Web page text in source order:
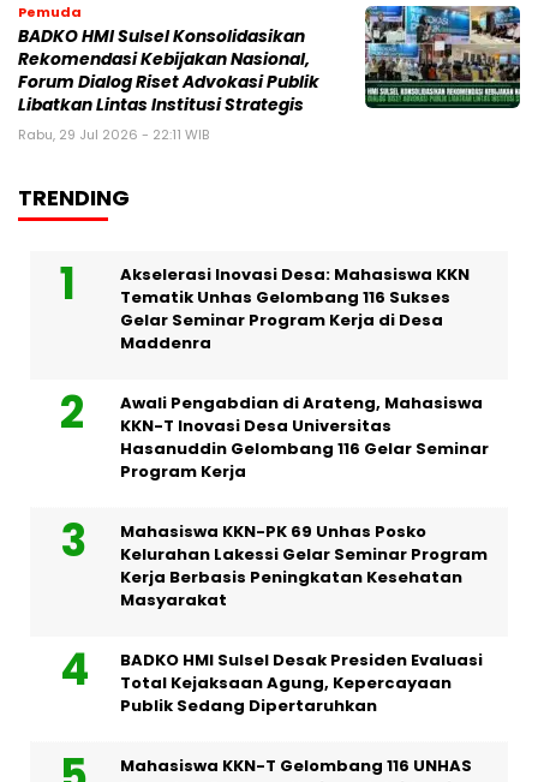
Pemuda
BADKO HMI Sulsel Konsolidasikan
Rekomendasi Kebijakan Nasional,
Forum Dialog Riset Advokasi Publik
Libatkan Lintas Institusi Strategis
Rabu, 29 Jul 2026 - 22:11 WIB
TRENDING
Akselerasi Inovasi Desa: Mahasiswa KKN
Tematik Unhas Gelombang 116 Sukses
Gelar Seminar Program Kerja di Desa
Maddenra
Awali Pengabdian di Arateng, Mahasiswa
KKN-T Inovasi Desa Universitas
Hasanuddin Gelombang 116 Gelar Seminar
Program Kerja
Mahasiswa KKN-PK 69 Unhas Posko
Kelurahan Lakessi Gelar Seminar Program
Kerja Berbasis Peningkatan Kesehatan
Masyarakat
BADKO HMI Sulsel Desak Presiden Evaluasi
Total Kejaksaan Agung, Kepercayaan
Publik Sedang Dipertaruhkan
Mahasiswa KKN-T Gelombang 116 UNHAS